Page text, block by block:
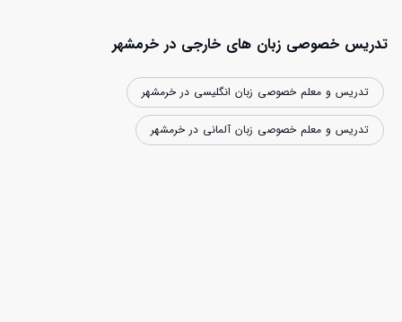
تدریس خصوصی زبان های خارجی در خرمشهر
تدریس و معلم خصوصی زبان انگلیسی در خرمشهر
تدریس و معلم خصوصی زبان آلمانی در خرمشهر